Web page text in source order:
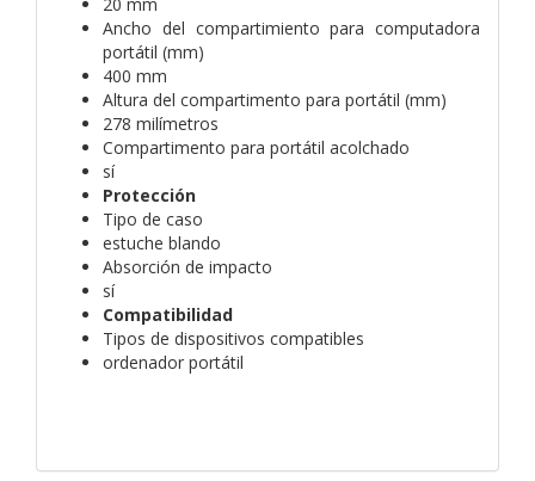
Ancho del compartimiento para computadora
portátil (mm)
400 mm
Altura del compartimento para portátil (mm)
278 milímetros
Compartimento para portátil acolchado
sí
Protección
Tipo de caso
estuche blando
Absorción de impacto
sí
Compatibilidad
Tipos de dispositivos compatibles
ordenador portátil